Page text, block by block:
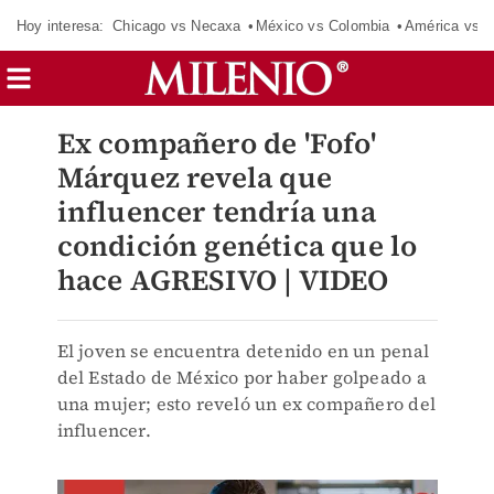
Hoy interesa: Chicago vs Necaxa México vs Colombia América vs
Ex compañero de 'Fofo'
Márquez revela que
influencer tendría una
condición genética que lo
hace AGRESIVO | VIDEO
El joven se encuentra detenido en un penal
del Estado de México por haber golpeado a
una mujer; esto reveló un ex compañero del
influencer.